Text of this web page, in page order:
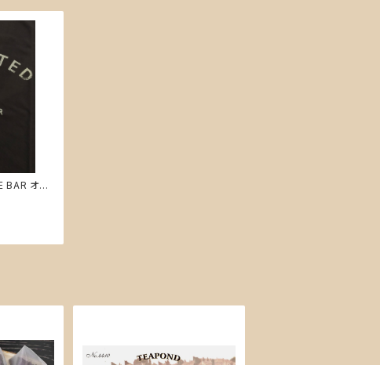
BAR オリ
】tシャツ